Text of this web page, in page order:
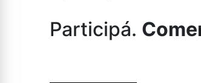
Participá.